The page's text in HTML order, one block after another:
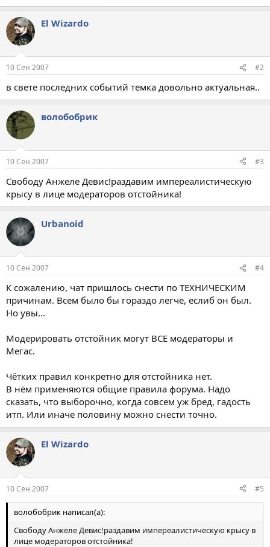
El Wizardo
10 Сен 2007 #2
в свете последних событий темка довольно актуальная..
волобобрик
10 Сен 2007 #3
Свободу Анжеле Девис!раздавим импереалистическую
крысу в лице модераторов отстойника!
Urbanoid
10 Сен 2007 #4
К сожалению, чат пришлось снести по ТЕХНИЧЕСКИМ
причинам. Всем было бы гораздо легче, еслиб он был.
Но увы...
Модерировать отстойник могут ВСЕ модераторы и
Мегас.
Чётких правил конкретно для отстойника нет.
В нём применяются общие правила форума. Надо
сказать, что выборочно, когда совсем уж бред, гадость
итп. Или иначе половину можно снести точно.
El Wizardo
10 Сен 2007 #5
волобобрик написал(а):
Свободу Анжеле Девис!раздавим импереалистическую крысу в
лице модераторов отстойника!